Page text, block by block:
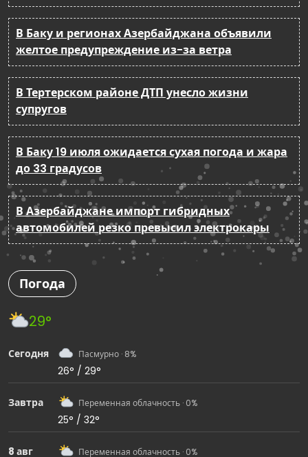
В Баку и регионах Азербайджана объявили
желтое предупреждение из-за ветра
В Тертерском районе ДТП унесло жизни
супругов
В Баку 19 июля ожидается сухая погода и жара
до 33 градусов
В Азербайджане импорт гибридных
автомобилей резко превысил электрокары
Погода
29°
Сегодня Пасмурно · 8%
26° / 29°
Завтра Переменная облачность · 0%
25° / 32°
8 авг Переменная облачность · 0%